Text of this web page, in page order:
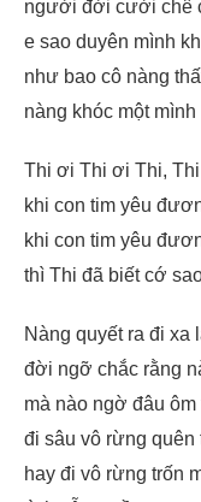
người đời cười chê
e sao duyên mình
như bao cô nàng
nàng khóc một mình
Thi ơi Thi ơi Thi,
khi con tim yêu
khi con tim yêu
thì Thi đã biết cớ
Nàng quyết ra đi xa
đời ngỡ chắc rằng
mà nào ngờ đâu
đi sâu vô rừng quên
hay đi vô rừng trốn